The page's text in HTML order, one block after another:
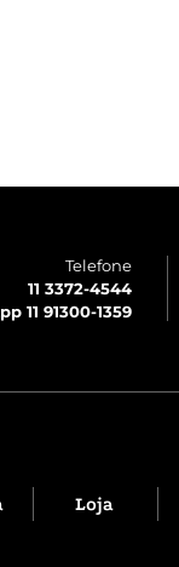
Loja
Telefone
11 3372-4544
11 91300-1359